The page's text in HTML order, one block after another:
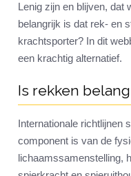
Lenig zijn en blijven, dat
belangrijk is dat rek- en
krachtsporter? In dit
een krachtig alternatief.
Is rekken
Internationale richtlijnen
component is van de
lichaamssamenstelling,